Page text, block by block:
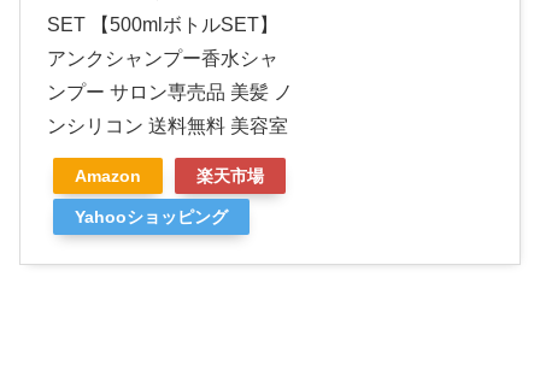
SET 【500mlボトルSET】
アンクシャンプー香水シャ
ンプー サロン専売品 美髪 ノ
ンシリコン 送料無料 美容室
Amazon 楽天市場
Yahooショッピング